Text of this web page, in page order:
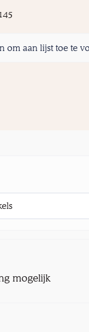
om aan lijst toe te
mogelijk